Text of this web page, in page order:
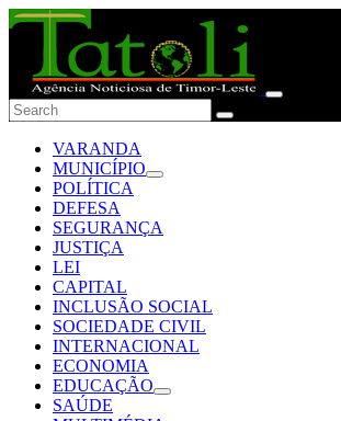
VARANDA
MUNICÍPIO
POLÍTICA
DEFESA
SEGURANÇA
JUSTIÇA
LEI
CAPITAL
INCLUSÃO SOCIAL
SOCIEDADE CIVIL
INTERNACIONAL
ECONOMIA
EDUCAÇÃO
SAÚDE